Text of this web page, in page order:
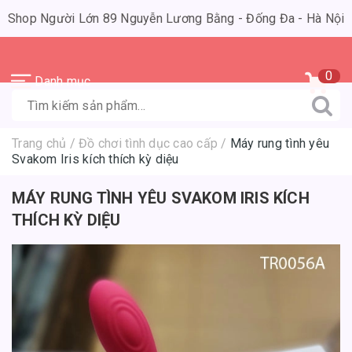
Shop Người Lớn 89 Nguyễn Lương Bằng - Đống Đa - Hà Nội
Danh mục 0
Trang chủ / Đồ chơi tình dục cao cấp / Máy rung tình yêu
Svakom Iris kích thích kỳ diệu
MÁY RUNG TÌNH YÊU SVAKOM IRIS KÍCH
THÍCH KỲ DIỆU